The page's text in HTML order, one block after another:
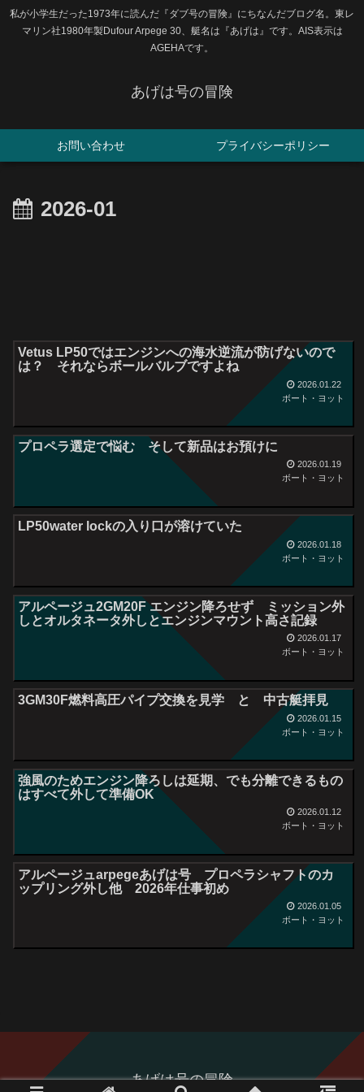
私が小学生だった1973年に読んだ『ダブ号の冒険』にちなんだブログ名。東レ
マリン社1980年製Dufour Arpege 30、艇名は『あげは』です。AIS表示は
AGEHAです。
あげは号の冒険
お問い合わせ プライバシーポリシー
2026-01
Vetus LP50ではエンジンへの海水逆流が防げないので
は？ それならボールバルブですよね
2026.01.22
ボート・ヨット
プロペラ選定で悩む そして新品はお預けに
2026.01.19
ボート・ヨット
LP50water lockの入り口が溶けていた
2026.01.18
ボート・ヨット
アルページュ2GM20F エンジン降ろせず ミッション外
しとオルタネータ外しとエンジンマウント高さ記録
2026.01.17
ボート・ヨット
3GM30F燃料高圧パイプ交換を見学 と 中古艇拝見
2026.01.15
ボート・ヨット
強風のためエンジン降ろしは延期、でも分離できるもの
はすべて外して準備OK
2026.01.12
ボート・ヨット
アルページュarpegeあげは号 プロペラシャフトのカ
ップリング外し他 2026年仕事初め
2026.01.05
ボート・ヨット
あげは号の冒険